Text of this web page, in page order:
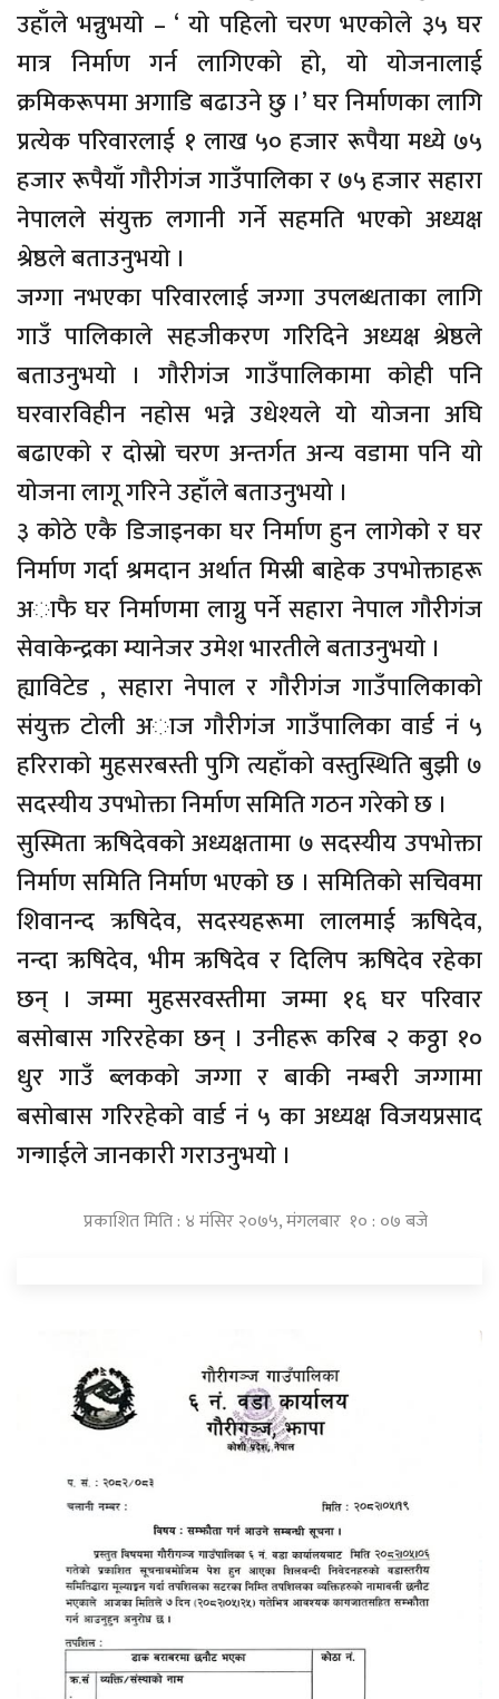
उहाँले भन्नुभयाे – ‘ याे पहिलाे चरण भएकाेले ३५ घर
मात्र निर्माण गर्न लागिएकाे हाे, याे याेजनालाई
क्रमिकरूपमा अगाडि बढाउने छु ।’ घर निर्माणका लागि
प्रत्येक परिवारलाई १ लाख ५० हजार रूपैया मध्ये ७५
हजार रूपैयाँ गाैरीगंज गाउँपालिका र ७५ हजार सहारा
नेपालले संयुक्त लगानी गर्ने सहमति भएकाे अध्यक्ष
श्रेष्ठले बताउनुभयाे ।
जग्गा नभएका परिवारलाई जग्गा उपलब्धताका लागि
गाउँ पालिकाले सहजीकरण गरिदिने अध्यक्ष श्रेष्ठले
बताउनुभयाे । गाैरीगंज गाउँपालिकामा काेही पनि
घरवारविहीन नहाेस भन्ने उधेश्यले याे याेजना अघि
बढाएकाे र दाेस्राे चरण अन्तर्गत अन्य वडामा पनि याे
याेजना लागू गरिने उहाँले बताउनुभयो ।
३ काेठे एकै डिजाइनका घर निर्माण हुन लागेकाे र घर
निर्माण गर्दा श्रमदान अर्थात मिस्री बाहेक उपभोक्ताहरू
अाफै घर निर्माणमा लाग्नु पर्ने सहारा नेपाल गाैरीगंज
सेवाकेन्द्रका म्यानेजर उमेश भारतीले बताउनुभयाे ।
ह्याविटेड , सहारा नेपाल र गाैरीगंज गाउँपालिकाकाे
संयुक्त टाेली अाज गाैरीगंज गाउँपालिका वार्ड नं ५
हरिराकाे मुहसरबस्ती पुगि त्यहाँको वस्तुस्थिति बुझी ७
सदस्यीय उपभोक्ता निर्माण समिति गठन गरेकाे छ ।
सुस्मिता ऋषिदेवकाे अध्यक्षतामा ७ सदस्यीय उपभोक्ता
निर्माण समिति निर्माण भएकाे छ । समितिकाे सचिवमा
शिवानन्द ऋषिदेव, सदस्यहरूमा लालमाई ऋषिदेव,
नन्दा ऋषिदेव, भीम ऋषिदेव र दिलिप ऋषिदेव रहेका
छन् । जम्मा मुहसरवस्तीमा जम्मा १६ घर परिवार
बसाेबास गरिरहेका छन् । उनीहरू करिब २ कठ्ठा १०
धुर गाउँ ब्लककाे जग्गा र बाकी नम्बरी जग्गामा
बसाेबास गरिरहेकाे वार्ड नं ५ का अध्यक्ष विजयप्रसाद
गन्गाईले जानकारी गराउनुभयाे ।
प्रकाशित मिति : ४ मंसिर २०७५, मंगलबार १० : ०७ बजे